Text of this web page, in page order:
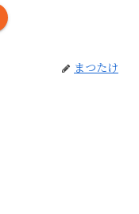
まつたけ